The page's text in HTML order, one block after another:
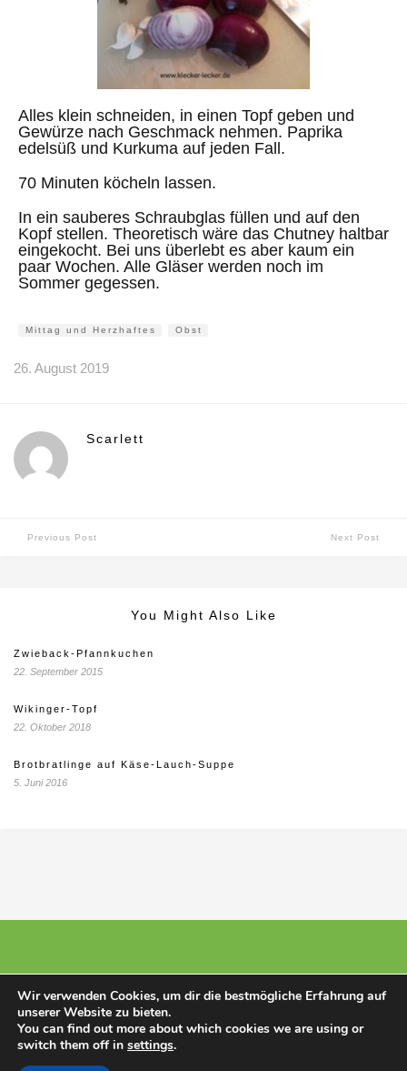
Alles klein schneiden, in einen Topf geben und
Gewürze nach Geschmack nehmen. Paprika
edelsüß und Kurkuma auf jeden Fall.
70 Minuten köcheln lassen.
In ein sauberes Schraubglas füllen und auf den
Kopf stellen. Theoretisch wäre das Chutney haltbar
eingekocht. Bei uns überlebt es aber kaum ein
paar Wochen. Alle Gläser werden noch im
Sommer gegessen.
Mittag und Herzhaftes Obst
26. August 2019
Scarlett
Previous Post Next Post
You Might Also Like
Zwieback-Pfannkuchen
22. September 2015
Wikinger-Topf
22. Oktober 2018
Brotbratlinge auf Käse-Lauch-Suppe
5. Juni 2016
© 2025 - Stillberatunghannover
Kleinunternehmer nach § 19 Abs. 1 UStG. Es wird keine Umsatzsteuer
Wir verwenden Cookies, um dir die bestmögliche Erfahrung auf
unserer Website zu bieten.
You can find out more about which cookies we are using or
switch them off in settings.